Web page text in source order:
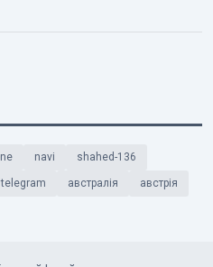
navi shahed-136
telegram австралія австрія